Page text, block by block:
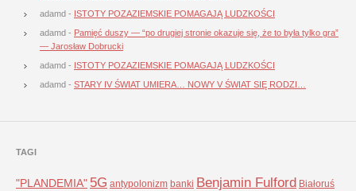
adamd - ISTOTY POZAZIEMSKIE POMAGAJĄ LUDZKOŚCI
adamd - Pamięć duszy — “po drugiej stronie okazuje się, że to była tylko gra”
— Jarosław Dobrucki
adamd - ISTOTY POZAZIEMSKIE POMAGAJĄ LUDZKOŚCI
adamd - STARY IV ŚWIAT UMIERA… NOWY V ŚWIAT SIĘ RODZI…
TAGI
"PLANDEMIA" 5G antypolonizm banki Benjamin Fulford Białoruś